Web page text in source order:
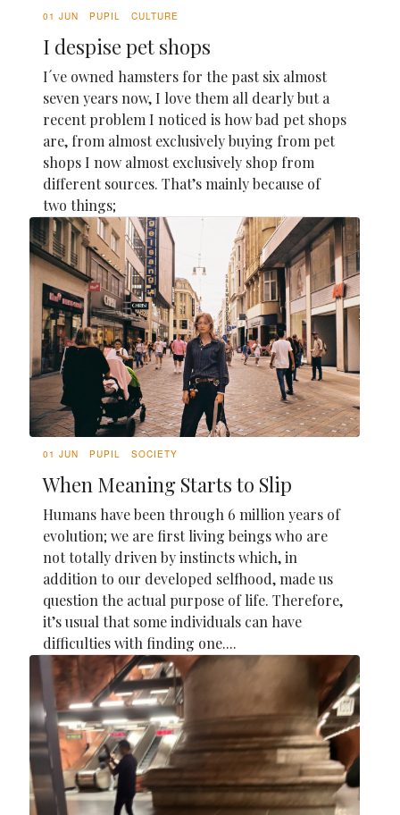
01 JUN PUPIL CULTURE
I despise pet shops
I´ve owned hamsters for the past six almost
seven years now, I love them all dearly but a
recent problem I noticed is how bad pet shops
are, from almost exclusively buying from pet
shops I now almost exclusively shop from
different sources. That’s mainly because of
two things;
01 JUN PUPIL SOCIETY
When Meaning Starts to Slip
Humans have been through 6 million years of
evolution; we are first living beings who are
not totally driven by instincts which, in
addition to our developed selfhood, made us
question the actual purpose of life. Therefore,
it’s usual that some individuals can have
difficulties with finding one....